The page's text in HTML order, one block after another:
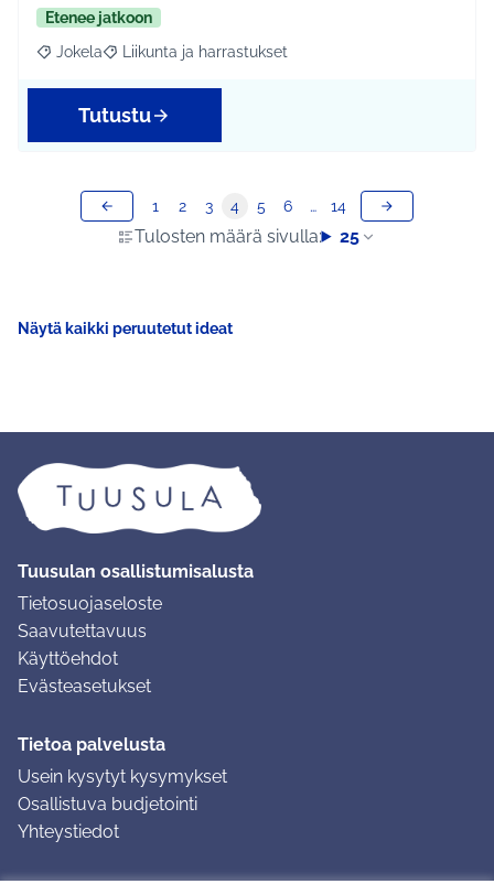
Etenee jatkoon
Rajaa tulokset aihepiirin mukaan: Jokela
Jokela Rajaa tulokset teeman mukaan: Liikunta ja
Liikunta ja harrastukset
Tutustu
Tulosten määrä sivulla: 25
1 2 3 4 5 6 … 14
Näytä kaikki peruutetut ideat
Tuusulan osallistumisalusta
Tietosuojaseloste
Saavutettavuus
Käyttöehdot
Evästeasetukset
Tietoa palvelusta
Usein kysytyt kysymykset
Osallistuva budjetointi
Yhteystiedot